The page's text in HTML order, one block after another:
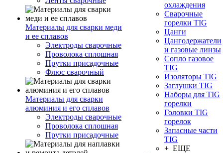
Материалы для сварки меди
и ее сплавов
Электроды сварочные
Проволока сплошная
Прутки присадочные
Флюс сварочный
Материалы для сварки
алюминия и его сплавов
Электроды сварочные
Проволока сплошная
Прутки присадочные
охлаждения
Сварочные
горелки TIG
Цанги
Цангодержатели
и газовые линзы
Сопло газовое
TIG
Изоляторы TIG
Заглушки TIG
Наборы для TIG
горелки
Головки TIG
горелок
Запасные части
TIG
+ ЕЩЕ